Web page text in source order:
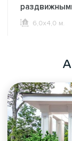
6,0х4,0 м.